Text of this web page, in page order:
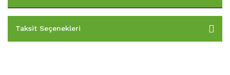
Taksit Seçenekleri